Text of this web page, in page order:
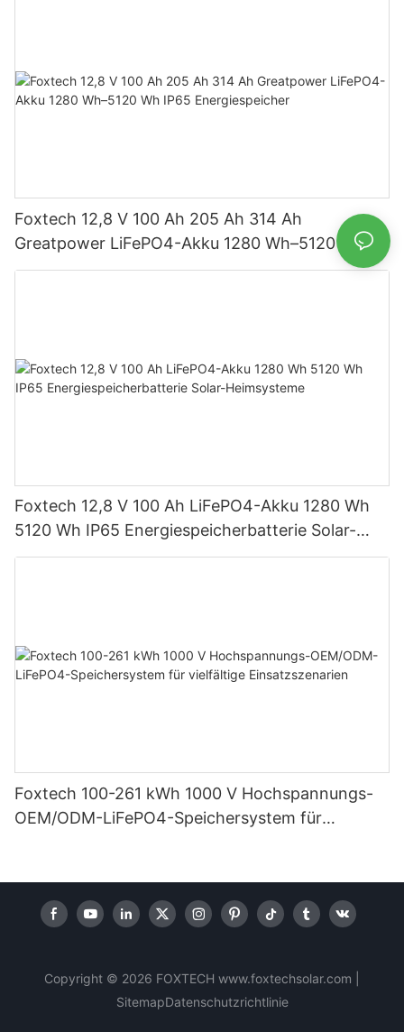
Foxtech 12,8 V 100 Ah 205 Ah 314 Ah
Greatpower LiFePO4-Akku 1280 Wh–5120 Wh
IP65 Energiespeicher
Foxtech 12,8 V 100 Ah LiFePO4-Akku 1280 Wh
5120 Wh IP65 Energiespeicherbatterie Solar-
Heimsysteme
Foxtech 100-261 kWh 1000 V Hochspannungs-
OEM/ODM-LiFePO4-Speichersystem für
Copyright © 2026 FOXTECH www.foxtechsolar.com
SitemapDatenschutzrichtlinie